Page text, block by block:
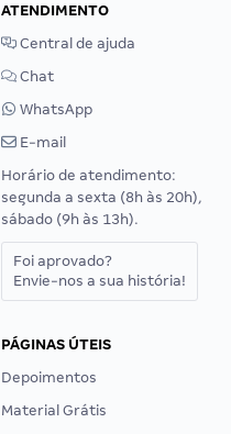
ATENDIMENTO
Central de ajuda
Chat
WhatsApp
E-mail
Horário de atendimento:
segunda a sexta (8h às 20h),
sábado (9h às 13h).
Foi aprovado?
Envie-nos a sua história!
PÁGINAS ÚTEIS
Depoimentos
Material Grátis